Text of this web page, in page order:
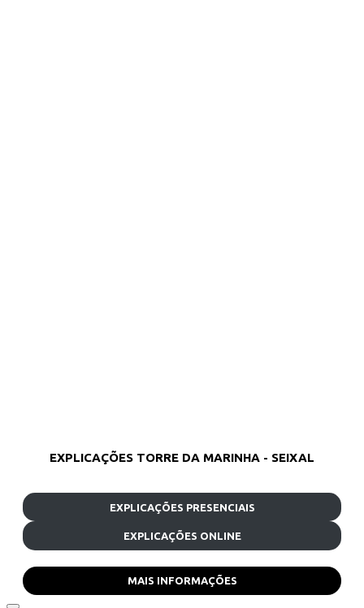
EXPLICAÇÕES TORRE DA MARINHA - SEIXAL
EXPLICAÇÕES PRESENCIAIS
EXPLICAÇÕES ONLINE
MAIS INFORMAÇÕES